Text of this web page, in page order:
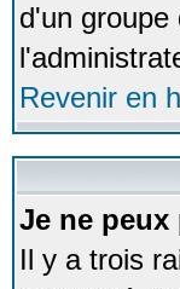
d'un
Revenir en
Je ne peux
Il y a trois